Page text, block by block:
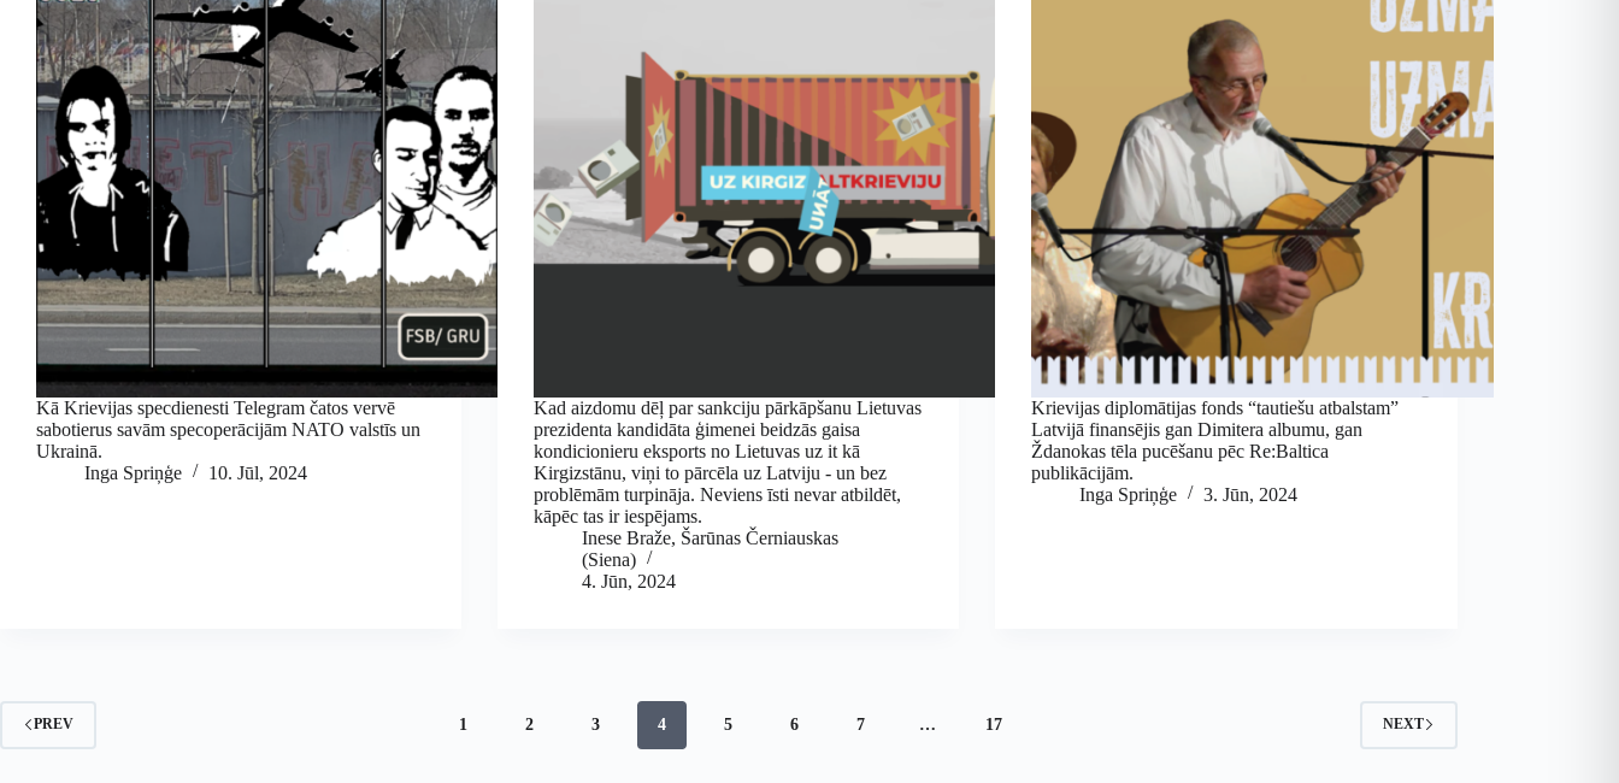
Kā Krievijas specdienesti Telegram čatos vervē
sabotierus savām specoperācijām NATO valstīs un
Ukrainā.
Inga Spriņģe
10. Jūl, 2024
Kad aizdomu dēļ par sankciju pārkāpšanu Lietuvas
prezidenta kandidāta ģimenei beidzās gaisa
kondicionieru eksports no Lietuvas uz it kā
Kirgizstānu, viņi to pārcēla uz Latviju - un bez
problēmām turpināja. Neviens īsti nevar atbildēt,
kāpēc tas ir iespējams.
Inese Braže, Šarūnas Černiauskas
(Siena)
4. Jūn, 2024
Krievijas diplomātijas fonds “tautiešu atbalstam”
Latvijā finansējis gan Dimitera albumu, gan
Ždanokas tēla pucēšanu pēc Re:Baltica
publikācijām.
Inga Spriņģe
3. Jūn, 2024
PREV 1 2 3 4 5 6 7 … 17 NEXT